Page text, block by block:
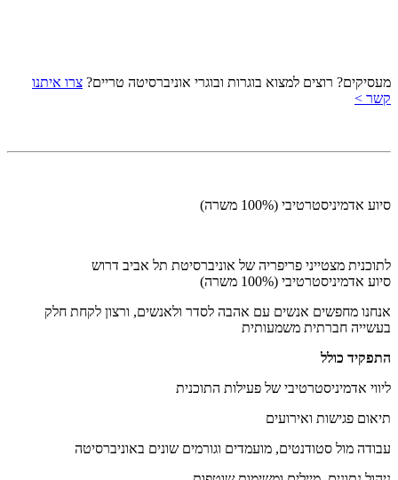
מעסיקים? רוצים למצוא בוגרות ובוגרי אוניברסיטה טריים? צרו איתנו
קשר >
סיוע אדמיניסטרטיבי (100% משרה)
לתוכנית מצטייני פריפריה של אוניברסיטת תל אביב דרוש
סיוע אדמיניסטרטיבי (100% משרה)
אנחנו מחפשים אנשים עם אהבה לסדר ולאנשים, ורצון לקחת חלק
בעשייה חברתית משמעותית
התפקיד כולל
ליווי אדמיניסטרטיבי של פעילות התוכנית
תיאום פגישות ואירועים
עבודה מול סטודנטים, מועמדים וגורמים שונים באוניברסיטה